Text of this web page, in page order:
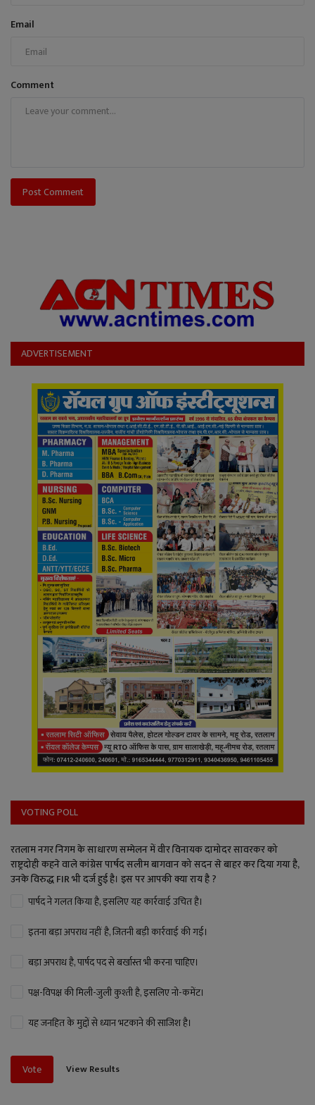
Email
Comment
Post Comment
ADVERTISEMENT
VOTING POLL
रतलाम नगर निगम के साधारण सम्मेलन में वीर विनायक दामोदर सावरकर को
राष्ट्रदोही कहने वाले कांग्रेस पार्षद सलीम बागवान को सदन से बाहर कर दिया गया है,
उनके विरुद्ध FIR भी दर्ज हुई है। इस पर आपकी क्या राय है ?
पार्षद ने गलत किया है, इसलिए यह कार्रवाई उचित है।
इतना बड़ा अपराध नहीं है, जितनी बड़ी कार्रवाई की गई।
बड़ा अपराध है, पार्षद पद से बर्खास्त भी करना चाहिए।
पक्ष-विपक्ष की मिली-जुली कुश्ती है, इसलिए नो-कमेंट।
यह जनहित के मुद्दों से ध्यान भटकाने की साजिश है।
Vote View Results